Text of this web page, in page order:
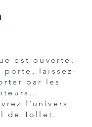
est ouverte.
porte, laissez-
par les
l’univers
de Tollet.